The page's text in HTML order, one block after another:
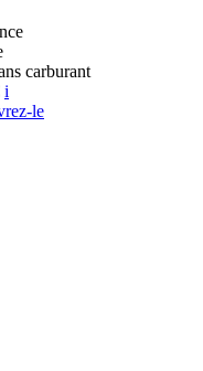
carburant
i
le